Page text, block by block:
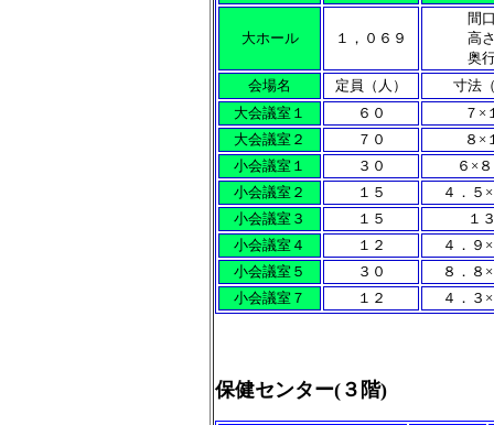
大ホール １，０６９
間
会場名
定員（人）
寸法
大会議室１
６０
７×
大会議室２
７０
８×
小会議室１
３０
６×
小会議室２
１５
４．５
小会議室３
１５
１
小会議室４
１２
４．９
小会議室５
３０
８．８
小会議室７
１２ ４．３
保健センター(３階)